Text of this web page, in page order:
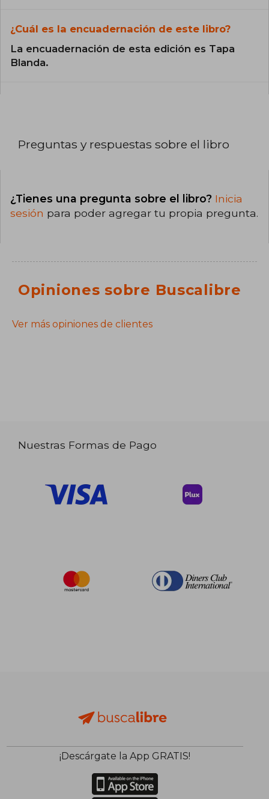
¿Cuál es la encuadernación de este libro?
La encuadernación de esta edición es Tapa
Blanda.
Preguntas y respuestas sobre el libro
¿Tienes una pregunta sobre el libro? Inicia
sesión para poder agregar tu propia pregunta.
Opiniones sobre Buscalibre
Ver más opiniones de clientes
Nuestras Formas de Pago
¡Descárgate la App GRATIS!